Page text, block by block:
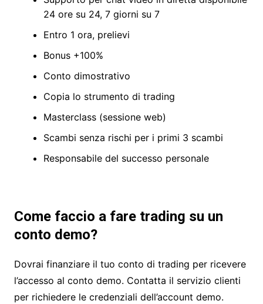
24 ore su 24, 7 giorni su 7
Entro 1 ora, prelievi
Bonus +100%
Conto dimostrativo
Copia lo strumento di trading
Masterclass (sessione web)
Scambi senza rischi per i primi 3 scambi
Responsabile del successo personale
Come faccio a fare trading su un
conto demo?
Dovrai finanziare il tuo conto di trading per ricevere
l’accesso al conto demo. Contatta il servizio clienti
per richiedere le credenziali dell’account demo.